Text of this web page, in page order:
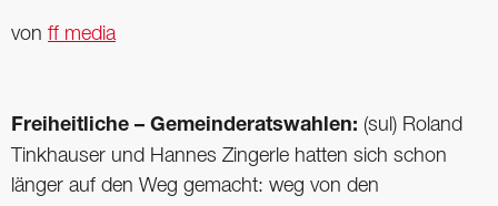
von ff media
Freiheitliche – Gemeinderatswahlen: (sul) Roland
Tinkhauser und Hannes Zingerle hatten sich schon
länger auf den Weg gemacht: weg von den